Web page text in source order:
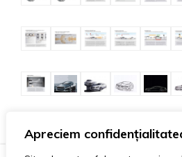
Apreciem